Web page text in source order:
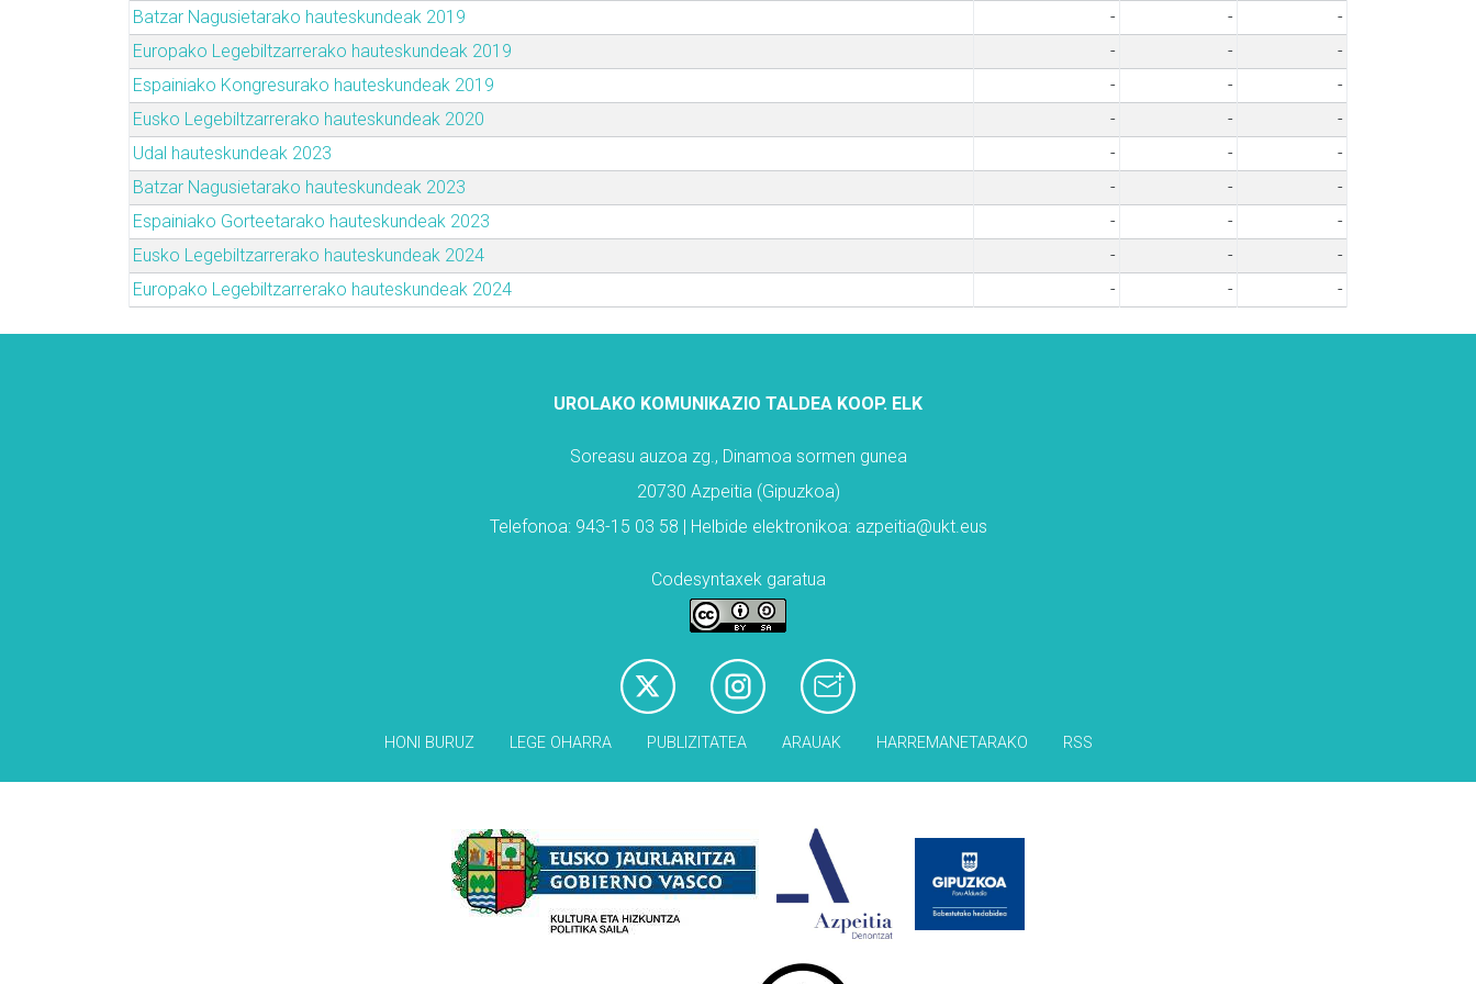
Batzar Nagusietarako hauteskundeak 2019
- -
-
Europako Legebiltzarrerako hauteskundeak 2019
- -
-
Espainiako Kongresurako hauteskundeak 2019
- -
-
Eusko Legebiltzarrerako hauteskundeak 2020
- -
-
Udal hauteskundeak 2023
- -
-
Batzar Nagusietarako hauteskundeak 2023
- -
-
Espainiako Gorteetarako hauteskundeak 2023
- -
-
Eusko Legebiltzarrerako hauteskundeak 2024
- -
-
Europako Legebiltzarrerako hauteskundeak 2024
- - -
UROLAKO KOMUNIKAZIO TALDEA KOOP. ELK
Soreasu auzoa zg., Dinamoa sormen gunea
20730 Azpeitia (Gipuzkoa)
Telefonoa: 943-15 03 58 | Helbide elektronikoa: azpeitia@ukt.eus
Codesyntaxek garatua
HONI BURUZ LEGE OHARRA PUBLIZITATEA ARAUAK HARREMANETARAKO RSS